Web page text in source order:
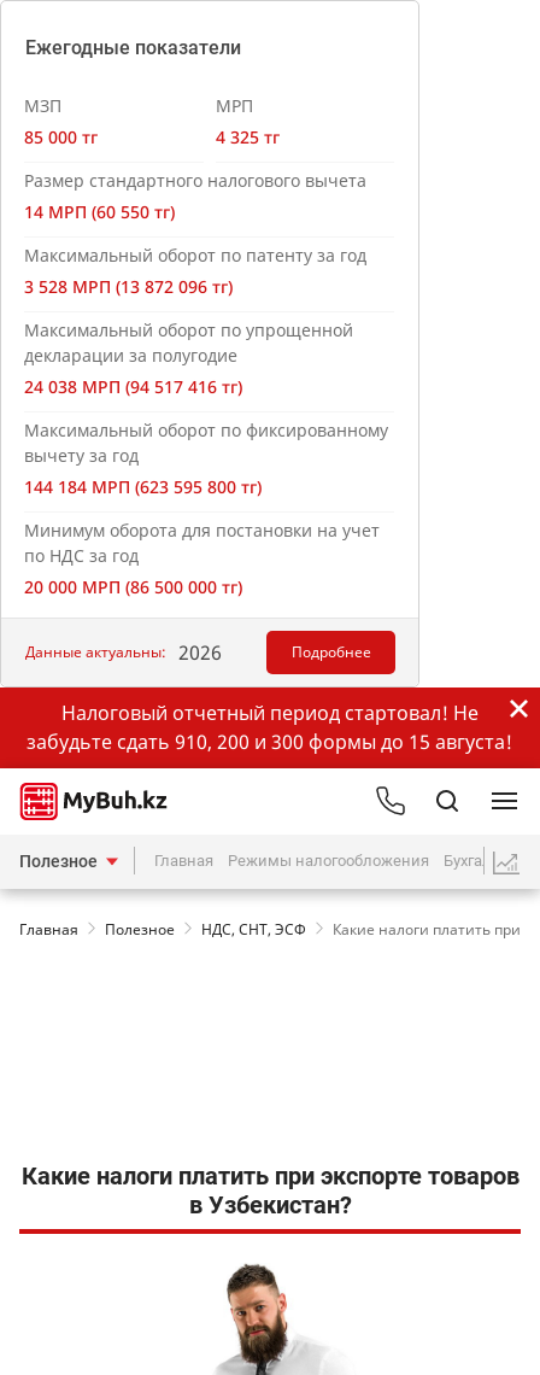
Ежегодные показатели
МЗП
85 000 тг
МРП
4 325 тг
Размер стандартного налогового вычета
14 МРП (60 550 тг)
Максимальный оборот по патенту за год
3 528 МРП (13 872 096 тг)
Максимальный оборот по упрощенной
декларации за полугодие
24 038 МРП (94 517 416 тг)
Максимальный оборот по фиксированному
вычету за год
144 184 МРП (623 595 800 тг)
Минимум оборота для постановки на учет
по НДС за год
20 000 МРП (86 500 000 тг)
Данные актуальны: 2026 Подробнее
Налоговый отчетный период стартовал! Не
забудьте сдать 910, 200 и 300 формы до 15 августа!
Полезное Главная Режимы налогообложения Бухгалтерия
Главная Полезное НДС, СНТ, ЭСФ Какие налоги платить при
Какие налоги платить при экспорте товаров
в Узбекистан?